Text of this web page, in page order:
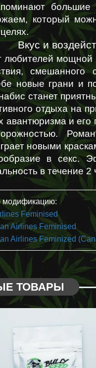
большие
который
Вкус и
любителей мощной
смешанного
новые грани и
станет
отдыха на
авантюризма и его
новыми
в секс.
в течение 2
модификацию:
Feminised
Airlines Feminised
Airlines Feminized
ТОВАРЫ